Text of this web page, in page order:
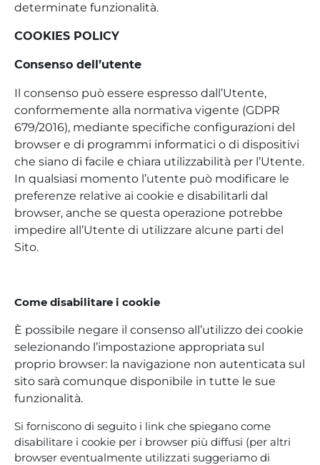
determinate funzionalità.
COOKIES POLICY
Consenso dell’utente
Il consenso può essere espresso dall’Utente,
conformemente alla normativa vigente (GDPR
679/2016), mediante specifiche configurazioni del
browser e di programmi informatici o di dispositivi
che siano di facile e chiara utilizzabilità per l’Utente.
In qualsiasi momento l’utente può modificare le
preferenze relative ai cookie e disabilitarli dal
browser, anche se questa operazione potrebbe
impedire all’Utente di utilizzare alcune parti del
Sito.
Come disabilitare i cookie
È possibile negare il consenso all’utilizzo dei cookie
selezionando l’impostazione appropriata sul
proprio browser: la navigazione non autenticata sul
sito sarà comunque disponibile in tutte le sue
funzionalità.
Si forniscono di seguito i link che spiegano come
disabilitare i cookie per i browser più diffusi (per altri
browser eventualmente utilizzati suggeriamo di